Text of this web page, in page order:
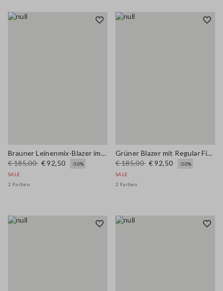
Brauner Leinenmix-Blazer im Regular Fit
€ 185,00 € 92,50
-50%
SALE
2 Farben
Grüner Blazer mit Regular Fit aus Leinenmischung
€ 185,00 € 92,50
-50%
SALE
2 Farben